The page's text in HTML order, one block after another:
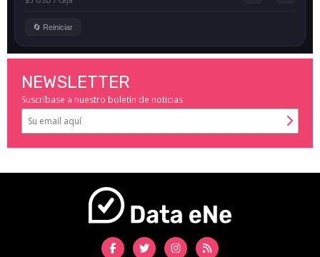
NEWSLETTER
Suscríbase a nuestro boletín de noticias